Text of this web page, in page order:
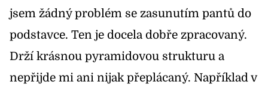
jsem žádný problém se zasunutím pantů do
podstavce. Ten je docela dobře zpracovaný.
Drží krásnou pyramidovou strukturu a
nepřijde mi ani nijak přeplácaný. Například v